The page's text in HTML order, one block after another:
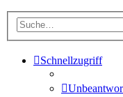
Schnellzugriff